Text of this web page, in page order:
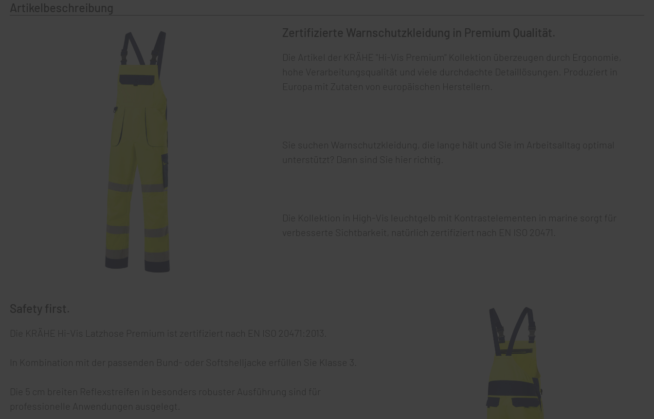
Artikelbeschreibung
Zertifizierte Warnschutzkleidung in Premium Qualität.
Die Artikel der KRÄHE "Hi-Vis Premium" Kollektion überzeugen durch Ergonomie,
hohe Verarbeitungsqualität und viele durchdachte Detaillösungen. Produziert in
Europa mit Zutaten von europäischen Herstellern.
Sie suchen Warnschutzkleidung, die lange hält und Sie im Arbeitsalltag optimal
unterstützt? Dann sind Sie hier richtig.
Die Kollektion in High-Vis leuchtgelb mit Kontrastelementen in marine sorgt für
verbesserte Sichtbarkeit, natürlich zertifiziert nach EN ISO 20471.
Safety first.
Die KRÄHE Hi-Vis Latzhose Premium ist zertifiziert nach EN ISO 20471:2013.
In Kombination mit der passenden Bund- oder Softshelljacke erfüllen Sie Klasse 3.
Die 5 cm breiten Reflexstreifen in besonders robuster Ausführung sind für
professionelle Anwendungen ausgelegt.